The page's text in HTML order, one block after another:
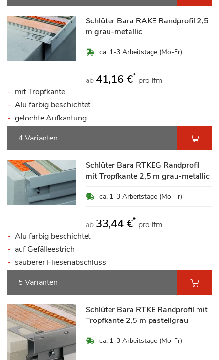
Schlüter Bara RAKE Randprofil 2,5
m grau-metallic
ca. 1-3 Arbeitstage (Mo-Fr)
ab 41,16 €* pro lfm
mit Tropfkante
Alu farbig beschichtet
gelochte Aufkantung
4 Varianten
Schlüter Bara RTKEG Randprofil
mit Tropfkante 2,5 m grau-metallic
ca. 1-3 Arbeitstage (Mo-Fr)
ab 33,44 €* pro lfm
Alu farbig beschichtet
auf Gefälleestrich
sauberer Fliesenabschluss
5 Varianten
Schlüter Bara RTKE Randprofil mit
Tropfkante 2,5 m pastellgrau
ca. 1-3 Arbeitstage (Mo-Fr)